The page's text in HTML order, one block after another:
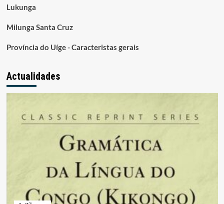
Lukunga
Milunga Santa Cruz
Província do Uíge - Caracteristas gerais
Actualidades